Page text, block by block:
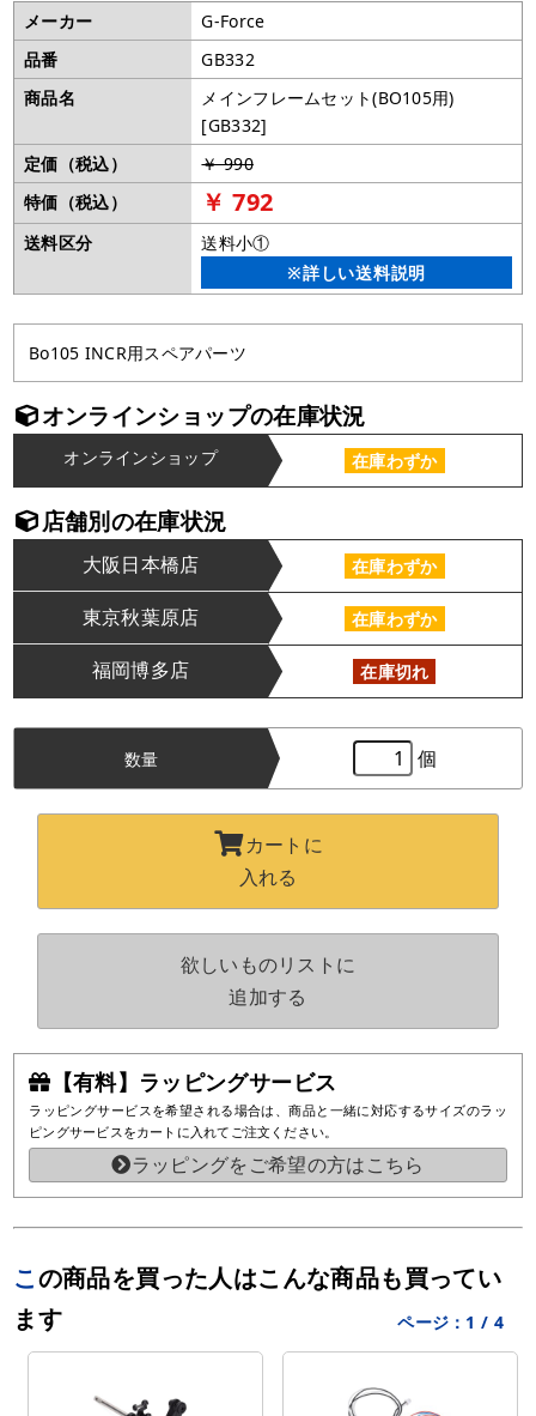
メーカー
G-Force
品番
GB332
商品名
メインフレームセット(BO105用)
[GB332]
定価（税込）
￥ 990
特価（税込）
￥ 792
送料区分
送料小①
※詳しい送料説明
Bo105 INCR用スペアパーツ
オンラインショップの在庫状況
オンラインショップ 在庫わずか
店舗別の在庫状況
大阪日本橋店 在庫わずか
東京秋葉原店 在庫わずか
福岡博多店 在庫切れ
【有料】ラッピングサービス
ラッピングサービスを希望される場合は、商品と一緒に対応するサイズのラッ
ピングサービスをカートに入れてご注文ください。
ラッピングをご希望の方はこちら
数量 個
カートに
入れる
欲しいものリストに
追加する
この商品を買った人はこんな商品も買ってい
ます
ページ： 1 / 4